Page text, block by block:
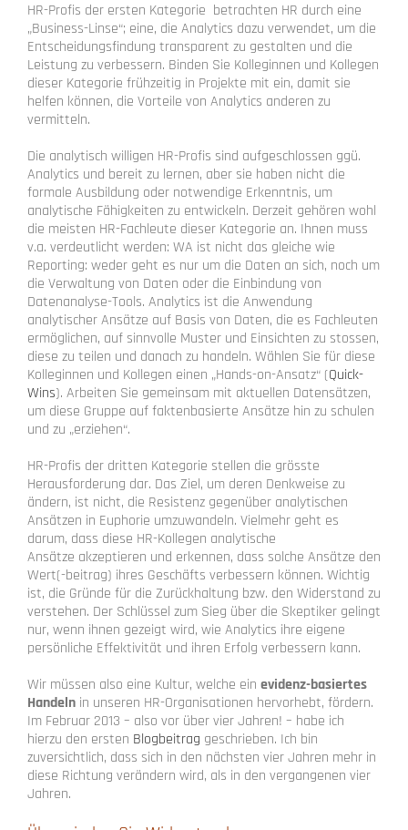
HR-Profis der ersten Kategorie betrachten HR durch eine
„Business-Linse“; eine, die Analytics dazu verwendet, um die
Entscheidungsfindung transparent zu gestalten und die
Leistung zu verbessern. Binden Sie Kolleginnen und Kollegen
dieser Kategorie frühzeitig in Projekte mit ein, damit sie
helfen können, die Vorteile von Analytics anderen zu
vermitteln.
Die analytisch willigen HR-Profis sind aufgeschlossen ggü.
Analytics und bereit zu lernen, aber sie haben nicht die
formale Ausbildung oder notwendige Erkenntnis, um
analytische Fähigkeiten zu entwickeln. Derzeit gehören wohl
die meisten HR-Fachleute dieser Kategorie an. Ihnen muss
v.a. verdeutlicht werden: WA ist nicht das gleiche wie
Reporting: weder geht es nur um die Daten an sich, noch um
die Verwaltung von Daten oder die Einbindung von
Datenanalyse-Tools. Analytics ist die Anwendung
analytischer Ansätze auf Basis von Daten, die es Fachleuten
ermöglichen, auf sinnvolle Muster und Einsichten zu stossen,
diese zu teilen und danach zu handeln. Wählen Sie für diese
Kolleginnen und Kollegen einen „Hands-on-Ansatz“ (Quick-
Wins). Arbeiten Sie gemeinsam mit aktuellen Datensätzen,
um diese Gruppe auf faktenbasierte Ansätze hin zu schulen
und zu „erziehen“.
HR-Profis der dritten Kategorie stellen die grösste
Herausforderung dar. Das Ziel, um deren Denkweise zu
ändern, ist nicht, die Resistenz gegenüber analytischen
Ansätzen in Euphorie umzuwandeln. Vielmehr geht es
darum, dass diese HR-Kollegen analytische
Ansätze akzeptieren und erkennen, dass solche Ansätze den
Wert(-beitrag) ihres Geschäfts verbessern können. Wichtig
ist, die Gründe für die Zurückhaltung bzw. den Widerstand zu
verstehen. Der Schlüssel zum Sieg über die Skeptiker gelingt
nur, wenn ihnen gezeigt wird, wie Analytics ihre eigene
persönliche Effektivität und ihren Erfolg verbessern kann.
Wir müssen also eine Kultur, welche ein evidenz-basiertes
Handeln in unseren HR-Organisationen hervorhebt, fördern.
Im Februar 2013 – also vor über vier Jahren! – habe ich
hierzu den ersten Blogbeitrag geschrieben. Ich bin
zuversichtlich, dass sich in den nächsten vier Jahren mehr in
diese Richtung verändern wird, als in den vergangenen vier
Jahren.